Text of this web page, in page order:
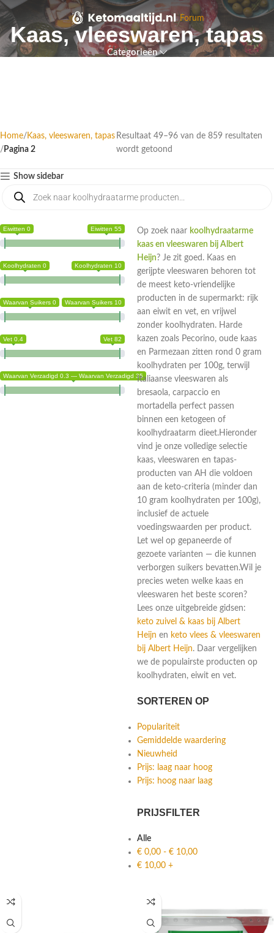
Forum
Kaas, vleeswaren, tapas
Categorieën
Home Kaas, vleeswaren, tapas
Pagina 2
Resultaat 49–96 van de 859 resultaten
wordt getoond
Show sidebar
Eiwitten 0 Eiwitten 55
Koolhydraten 0 Koolhydraten 10
Waarvan Suikers 0 Waarvan Suikers 10
Vet 0.4 Vet 82
Waarvan Verzadigd 0.3 — Waarvan Verzadigd 35
Op zoek naar koolhydraatarme
kaas en vleeswaren bij Albert
Heijn ? Je zit goed. Kaas en
gerijpte vleeswaren behoren tot
de meest keto-vriendelijke
producten in de supermarkt: rijk
aan eiwit en vet, en vrijwel
zonder koolhydraten. Harde
kazen zoals Pecorino, oude kaas
en Parmezaan zitten rond 0 gram
koolhydraten per 100g, terwijl
Italiaanse vleeswaren als
bresaola, carpaccio en
mortadella perfect passen
binnen een ketogeen of
koolhydraatarm dieet.Hieronder
vind je onze volledige selectie
kaas, vleeswaren en tapas-
producten van AH die voldoen
aan de keto-criteria (minder dan
10 gram koolhydraten per 100g),
inclusief de actuele
voedingswaarden per product.
Let wel op gepaneerde of
gezoete varianten — die kunnen
verborgen suikers bevatten.Wil je
precies weten welke kaas en
vleeswaren het beste scoren?
Lees onze uitgebreide gidsen:
keto zuivel & kaas bij Albert
Heijn en keto vlees & vleeswaren
bij Albert Heijn. Daar vergelijken
we de populairste producten op
koolhydraten, eiwit en vet.
SORTEREN OP
Populariteit
Gemiddelde waardering
Nieuwheid
Prijs: laag naar hoog
Prijs: hoog naar laag
PRIJSFILTER
Alle
€ 0,00 - € 10,00
€ 10,00 +